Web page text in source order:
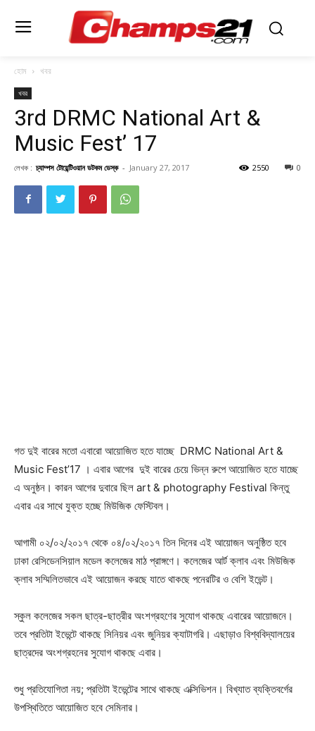
হোম খবর
খবর
3rd DRMC National Art &
Music Fest’ 17
লেখক : চ্যাম্পস টোয়েন্টিওয়ান ডটকম ডেস্ক - January 27, 2017 0
2550
গত দুই বারের মতো এবারো আয়োজিত হতে যাচ্ছে DRMC National Art &
Music Fest’17 । এবার আগের দুই বারের চেয়ে ভিন্ন রুপে আয়োজিত হতে যাচ্ছে
এ অনুষ্ঠন। কারন আগের দুবারে ছিল art & photography Festival কিন্তু
এবার এর সাথে যুক্ত হচ্ছে মিউজিক ফেস্টিবল।
আগামী ০২/০২/২০১৭ থেকে ০৪/০২/২০১৭ তিন দিনের এই আয়োজন অনুষ্ঠিত হবে
ঢাকা রেসিডেনসিয়াল মডেল কলেজের মাঠ প্রাঙ্গণে। কলেজের আর্ট ক্লাব এবং মিউজিক
ক্লাব সম্মিলিতভাবে এই আয়োজন করছে যাতে থাকছে পনেরটির ও বেশি ইভেন্ট।
স্কুল কলেজের সকল ছাত্র-ছাত্রীর অংশগ্রহণের সুযোগ থাকছে এবারের আয়োজনে।
তবে প্রতিটা ইভেন্টে থাকছে সিনিয়র এবং জুনিয়র ক্যাটাগরি। এছাড়াও বিশ্ববিদ্যালয়ের
ছাত্রদের অংশগ্রহনের সুযোগ থাকছে এবার।
শুধু প্রতিযোগিতা নয়; প্রতিটা ইভেন্টের সাথে থাকছে এক্সিভিশন। বিখ্যাত ব্যক্তিবর্গের
উপস্থিতিতে আয়োজিত হবে সেমিনার।